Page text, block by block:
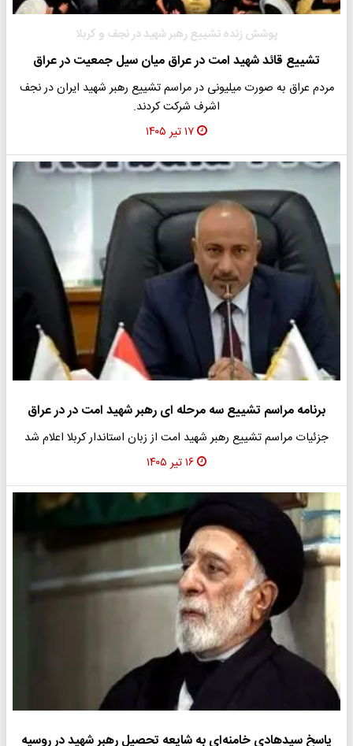
پوشش زنده تشییع رهبر شهید در نجف و کربلا
تشییع قائد شهید امت در عراق میان سیل جمعیت در عراق
مردم عراق به صورت میلیونی در مراسم تشییع رهبر شهید ایران در نجف
اشرف شرکت کردند.
۱۷ تیر ۱۴۰۵
برنامه مراسم تشییع سه مرحله ای رهبر شهید امت در در عراق
جزئیات مراسم تشییع رهبر شهید امت از زبان استاندار کربلا اعلام شد
۱۶ تیر ۱۴۰۵
پاسخ سیدهادی خامنه‌ای به شایعه تحصیل رهبر شهید در روسیه